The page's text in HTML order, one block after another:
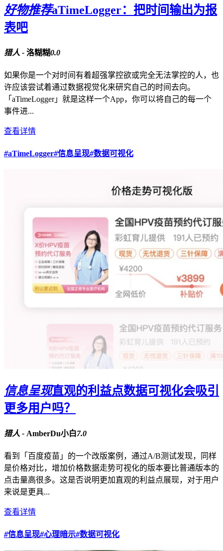
好物推荐aTimeLogger：把时间输出为报
表吧
猎人 - 洛糊糊0.0
如果你是一个对时间有着超强掌控欲或完全无法掌控的人，也
许应该尝试着通过数据视觉化来研究自己的时间去向。
「aTimeLogger」就是这样一个App，你可以将自己的每一个
事件进...
查看详情
#aTimeLogger#信息呈现#数据可视化
信息呈现直观的利益点数据可视化会吸引
更多用户吗？
猎人 - AmberDu小白7.0
看到「百度疫苗」的一个改版案例，通过A/B测试发现，同样
是价格对比，增加价格数据走势可视化的版本要比普通版本的
点击量高很多。这是否说明更加直观的利益点展现，对于用户
来说是更具...
查看详情
#信息呈现#心理暗示#数据可视化